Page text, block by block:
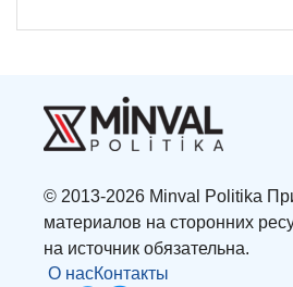
© 2013-2026 Minval Politika
материалов на сторонних
на источник обязательна.
О насКонтакты